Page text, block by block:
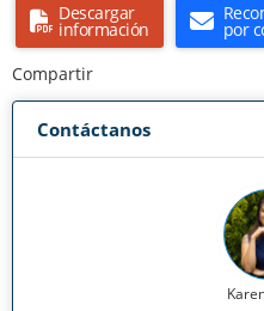
Descargar
información
por
Compartir
Contáctanos